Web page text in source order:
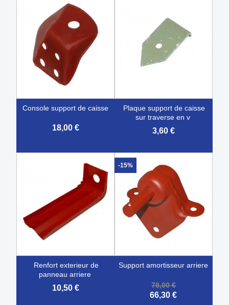
console support de caisse
18,00 €
plaque support de caisse
sur traverse en v
3,60 €
renfort exterieur de
panneau arriere
10,50 €
support amortisseur arriere
78,00 €
66,30 €
-15%